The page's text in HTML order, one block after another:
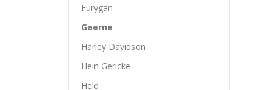
Furygan
Gaerne
Harley Davidson
Hein Gericke
Held